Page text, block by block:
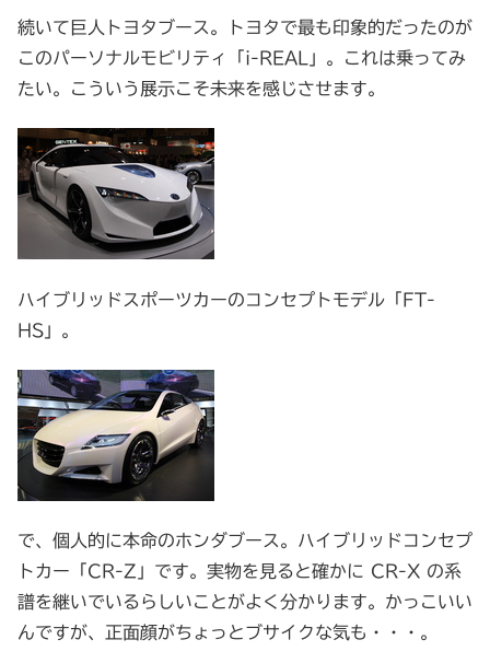
続いて巨人トヨタブース。トヨタで最も印象的だったのが
このパーソナルモビリティ「i-REAL」。これは乗ってみ
たい。こういう展示こそ未来を感じさせます。
ハイブリッドスポーツカーのコンセプトモデル「FT-
HS」。
で、個人的に本命のホンダブース。ハイブリッドコンセプ
トカー「CR-Z」です。実物を見ると確かに CR-X の系
譜を継いでいるらしいことがよく分かります。かっこいい
んですが、正面顔がちょっとブサイクな気も・・・。